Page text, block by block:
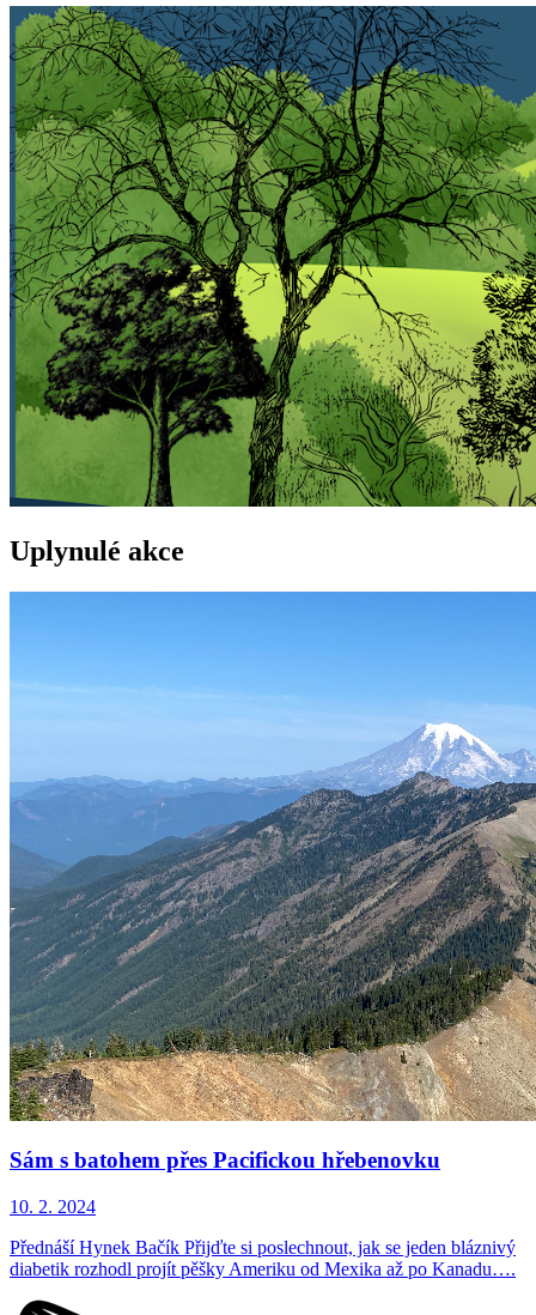
Uplynulé akce
Sám s batohem přes Pacifickou hřebenovku
10. 2. 2024
Přednáší Hynek Bačík Přijďte si poslechnout, jak se jeden bláznivý
diabetik rozhodl projít pěšky Ameriku od Mexika až po Kanadu….